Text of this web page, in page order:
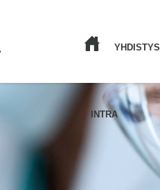
YHDISTYS
INTRA